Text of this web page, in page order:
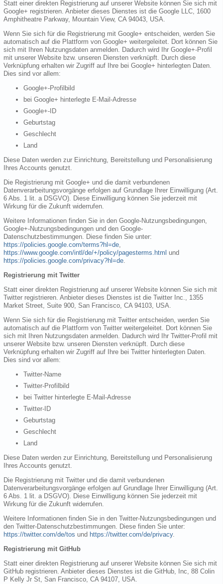
Statt einer direkten Registrierung auf unserer Website können Sie sich mit
Google+ registrieren. Anbieter dieses Dienstes ist die Google LLC, 1600
Amphitheatre Parkway, Mountain View, CA 94043, USA.
Wenn Sie sich für die Registrierung mit Google+ entscheiden, werden Sie
automatisch auf die Plattform von Google+ weitergeleitet. Dort können Sie
sich mit Ihren Nutzungsdaten anmelden. Dadurch wird Ihr Google+-Profil
mit unserer Website bzw. unseren Diensten verknüpft. Durch diese
Verknüpfung erhalten wir Zugriff auf Ihre bei Google+ hinterlegten Daten.
Dies sind vor allem:
Google+-Profilbild
bei Google+ hinterlegte E-Mail-Adresse
Google+-ID
Geburtstag
Geschlecht
Land
Diese Daten werden zur Einrichtung, Bereitstellung und Personalisierung
Ihres Accounts genutzt.
Die Registrierung mit Google+ und die damit verbundenen
Datenverarbeitungsvorgänge erfolgen auf Grundlage Ihrer Einwilligung (Art.
6 Abs. 1 lit. a DSGVO). Diese Einwilligung können Sie jederzeit mit
Wirkung für die Zukunft widerrufen.
Weitere Informationen finden Sie in den Google-Nutzungsbedingungen,
Google+-Nutzungsbedingungen und den Google-
Datenschutzbestimmungen. Diese finden Sie unter:
https://policies.google.com/terms?hl=de,
https://www.google.com/intl/de/+/policy/pagesterms.html und
https://policies.google.com/privacy?hl=de.
Registrierung mit Twitter
Statt einer direkten Registrierung auf unserer Website können Sie sich mit
Twitter registrieren. Anbieter dieses Dienstes ist die Twitter Inc., 1355
Market Street, Suite 900, San Francisco, CA 94103, USA.
Wenn Sie sich für die Registrierung mit Twitter entscheiden, werden Sie
automatisch auf die Plattform von Twitter weitergeleitet. Dort können Sie
sich mit Ihren Nutzungsdaten anmelden. Dadurch wird Ihr Twitter-Profil mit
unserer Website bzw. unseren Diensten verknüpft. Durch diese
Verknüpfung erhalten wir Zugriff auf Ihre bei Twitter hinterlegten Daten.
Dies sind vor allem:
Twitter-Name
Twitter-Profilbild
bei Twitter hinterlegte E-Mail-Adresse
Twitter-ID
Geburtstag
Geschlecht
Land
Diese Daten werden zur Einrichtung, Bereitstellung und Personalisierung
Ihres Accounts genutzt.
Die Registrierung mit Twitter und die damit verbundenen
Datenverarbeitungsvorgänge erfolgen auf Grundlage Ihrer Einwilligung (Art.
6 Abs. 1 lit. a DSGVO). Diese Einwilligung können Sie jederzeit mit
Wirkung für die Zukunft widerrufen.
Weitere Informationen finden Sie in den Twitter-Nutzungsbedingungen und
den Twitter-Datenschutzbestimmungen. Diese finden Sie unter:
https://twitter.com/de/tos und https://twitter.com/de/privacy.
Registrierung mit GitHub
Statt einer direkten Registrierung auf unserer Website können Sie sich mit
GitHub registrieren. Anbieter dieses Dienstes ist die GitHub, Inc, 88 Colin
P Kelly Jr St, San Francisco, CA 94107, USA.